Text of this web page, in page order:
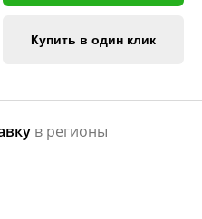
Купить в один клик
в регионы